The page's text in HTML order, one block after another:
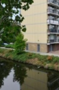
Bruto
termijn